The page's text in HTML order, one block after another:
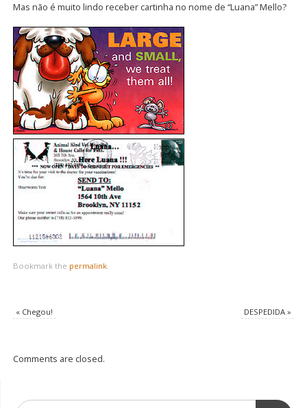
Mas não é muito lindo receber cartinha no nome de “Luana” Mello?
Bookmark the permalink.
«Chegou! DESPEDIDA»
Comments are closed.